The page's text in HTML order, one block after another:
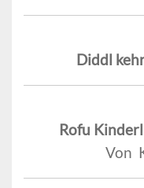
Diddl
Rofu
Von